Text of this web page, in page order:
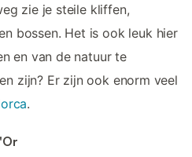
zie je steile kliffen,
bossen. Het is ook leuk hier
en van de natuur te
zijn? Er zijn ook enorm veel
.